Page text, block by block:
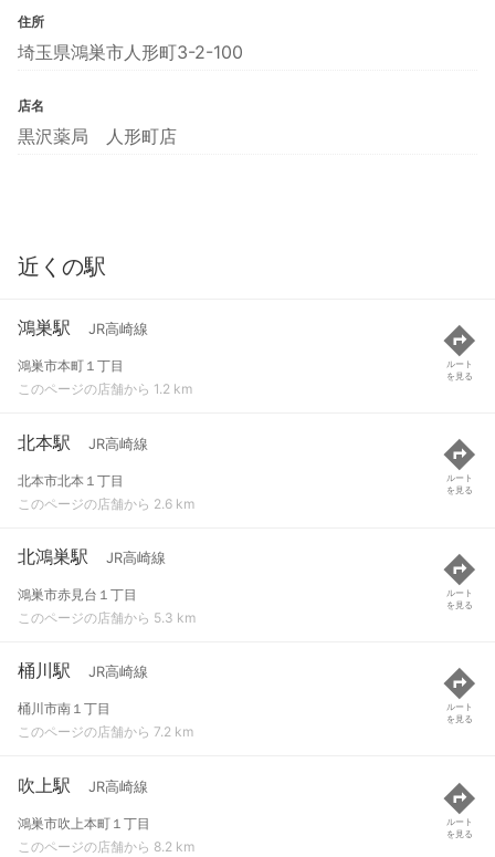
住所
埼玉県鴻巣市人形町3-2-100
店名
黒沢薬局 人形町店
近くの駅
鴻巣駅 JR高崎線
鴻巣市本町１丁目
このページの店舗から 1.2 km
ルート
を見る
北本駅 JR高崎線
北本市北本１丁目
このページの店舗から 2.6 km
ルート
を見る
北鴻巣駅 JR高崎線
鴻巣市赤見台１丁目
このページの店舗から 5.3 km
ルート
を見る
桶川駅 JR高崎線
桶川市南１丁目
このページの店舗から 7.2 km
ルート
を見る
吹上駅 JR高崎線
鴻巣市吹上本町１丁目
このページの店舗から 8.2 km
ルート
を見る